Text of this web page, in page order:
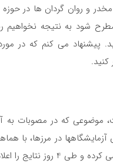
مخدر و روان گردان ها در
شود به نتیجه نخواهیم
پیشنهاد می کنم که در
که در مصوبات به
در مرزها، با
را اعلام کنند.